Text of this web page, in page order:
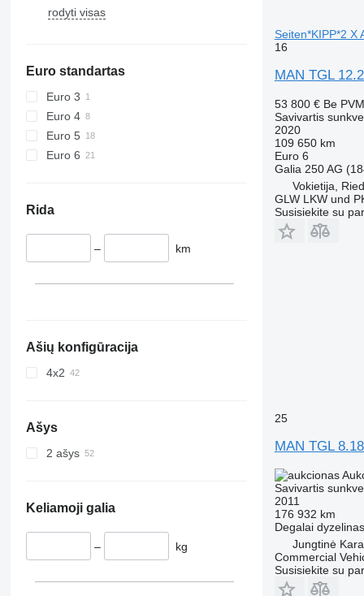
rodyti visas
Euro standartas
Euro 3
Euro 4
Euro 5
Euro 6
Rida
– km
Ašių konfigūracija
4x2
Ašys
2 ašys
Keliamoji galia
– kg
Seiten*KIPP*2 X
16
MAN TGL
53 800 € Be PVM
Savivartis
2020
109 650 km
Euro 6
Galia 250 AG
Vokietija,
GLW LKW und
Susisiekite su
25
MAN TGL
Savivartis
2011
176 932 km
Degalai dyzelinas
Jungtinė
Commercial
Susisiekite su